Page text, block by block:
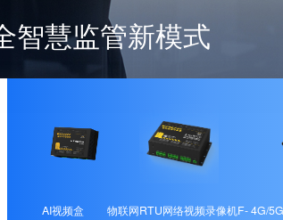
智慧监管新模式
AI视频盒
物联网RTU网络视频录像机F-4G/